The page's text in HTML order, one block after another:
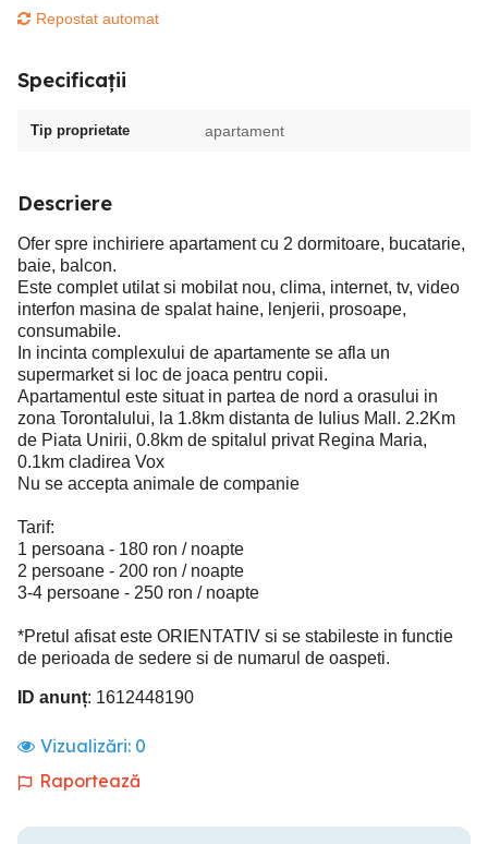
Repostat automat
Specificații
Tip proprietate apartament
Descriere
Ofer spre inchiriere apartament cu 2 dormitoare, bucatarie,
baie, balcon.
Este complet utilat si mobilat nou, clima, internet, tv, video
interfon masina de spalat haine, lenjerii, prosoape,
consumabile.
In incinta complexului de apartamente se afla un
supermarket si loc de joaca pentru copii.
Apartamentul este situat in partea de nord a orasului in
zona Torontalului, la 1.8km distanta de Iulius Mall. 2.2Km
de Piata Unirii, 0.8km de spitalul privat Regina Maria,
0.1km cladirea Vox
Nu se accepta animale de companie
Tarif:
1 persoana - 180 ron / noapte
2 persoane - 200 ron / noapte
3-4 persoane - 250 ron / noapte
*Pretul afisat este ORIENTATIV si se stabileste in functie
de perioada de sedere si de numarul de oaspeti.
ID anunț: 1612448190
Vizualizări: 0
Raportează